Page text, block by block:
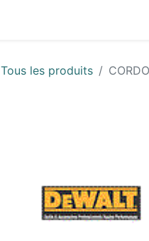
Tous les produits